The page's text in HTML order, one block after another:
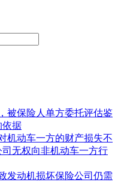
被保险人单方委托评估鉴
依据
机动车一方的财产损失不
无权向非机动车一方行
发动机损坏保险公司仍需